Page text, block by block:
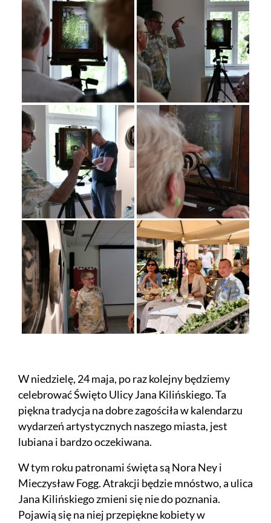
W niedzielę, 24 maja, po raz kolejny będziemy
celebrować Święto Ulicy Jana Kilińskiego. Ta
piękna tradycja na dobre zagościła w kalendarzu
wydarzeń artystycznych naszego miasta, jest
lubiana i bardzo oczekiwana.
W tym roku patronami święta są Nora Ney i
Mieczysław Fogg. Atrakcji będzie mnóstwo, a ulica
Jana Kilińskiego zmieni się nie do poznania.
Pojawią się na niej przepiękne kobiety w